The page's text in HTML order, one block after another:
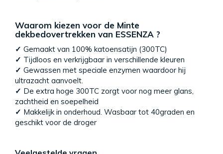
Waarom kiezen voor de Minte
dekbedovertrekken van ESSENZA ?
✓ Gemaakt van 100% katoensatijn (300TC)
✓ Tijdloos en verkrijgbaar in verschillende kleuren
✓ Gewassen met speciale enzymen waardoor hij
ultrazacht aanvoelt.
✓ De extra hoge 300TC zorgt voor nog meer glans,
zachtheid en soepelheid
✓ Makkelijk in onderhoud. Wasbaar tot 40graden en
geschikt voor de droger